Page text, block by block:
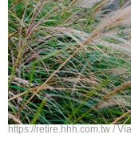
https://retire.hhh.com.tw /